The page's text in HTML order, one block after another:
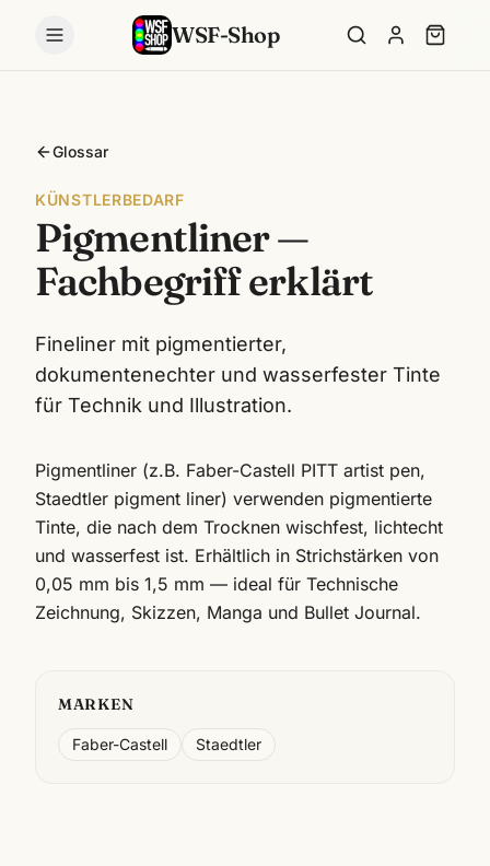
WSF-Shop
Glossar
KÜNSTLERBEDARF
Pigmentliner—
Fachbegriff erklärt
Fineliner mit pigmentierter,
dokumentenechter und wasserfester Tinte
für Technik und Illustration.
Pigmentliner (z.B. Faber-Castell PITT artist pen,
Staedtler pigment liner) verwenden pigmentierte
Tinte, die nach dem Trocknen wischfest, lichtecht
und wasserfest ist. Erhältlich in Strichstärken von
0,05 mm bis 1,5 mm — ideal für Technische
Zeichnung, Skizzen, Manga und Bullet Journal.
MARKEN
Faber-Castell Staedtler